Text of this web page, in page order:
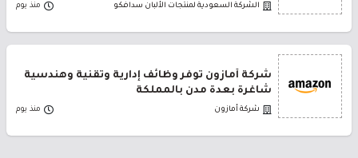
الشركة السعودية لمنتجات الألبان سدافكو منذ يوم
شركة أمازون توفر وظائف إدارية وتقنية وهندسية
شاغرة بعدة مدن بالمملكة
شركة أمازون منذ يوم